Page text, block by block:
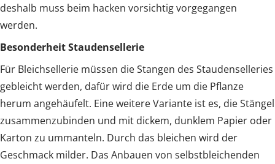
deshalb muss beim hacken vorsichtig vorgegangen
werden.
Besonderheit Staudensellerie
Für Bleichsellerie müssen die Stangen des Staudenselleries
gebleicht werden, dafür wird die Erde um die Pflanze
herum angehäufelt. Eine weitere Variante ist es, die Stängel
zusammenzubinden und mit dickem, dunklem Papier oder
Karton zu ummanteln. Durch das bleichen wird der
Geschmack milder. Das Anbauen von selbstbleichenden